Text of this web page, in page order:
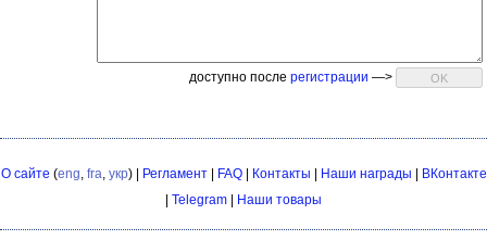
доступно после регистрации —>
О сайте (eng, fra, укр) | Регламент| FAQ| Контакты Наши награды
ВКонтакте
Telegram Наши товары